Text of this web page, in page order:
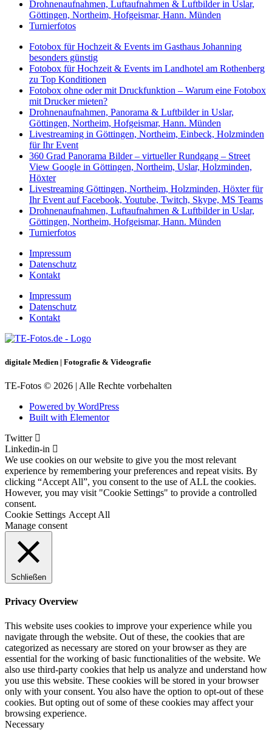
Drohnenaufnahmen, Luftaufnahmen & Luftbilder in Uslar,
Göttingen, Northeim, Hofgeismar, Hann. Münden
Turnierfotos
Fotobox für Hochzeit & Events im Gasthaus Johanning
besonders günstig
Fotobox für Hochzeit & Events im Landhotel am Rothenberg
zu Top Konditionen
Fotobox ohne oder mit Druckfunktion – Warum eine Fotobox
mit Drucker mieten?
Drohnenaufnahmen, Panorama & Luftbilder in Uslar,
Göttingen, Northeim, Hofgeismar, Hann. Münden
Livestreaming in Göttingen, Northeim, Einbeck, Holzminden
für Ihr Event
360 Grad Panorama Bilder – virtueller Rundgang – Street
View Google in Göttingen, Northeim, Uslar, Holzminden,
Höxter
Livestreaming Göttingen, Northeim, Holzminden, Höxter für
Ihr Event auf Facebook, Youtube, Twitch, Skype, MS Teams
Drohnenaufnahmen, Luftaufnahmen & Luftbilder in Uslar,
Göttingen, Northeim, Hofgeismar, Hann. Münden
Turnierfotos
Impressum
Datenschutz
Kontakt
Impressum
Datenschutz
Kontakt
digitale Medien | Fotografie & Videografie
TE-Fotos © 2026 | Alle Rechte vorbehalten
Powered by WordPress
Built with Elementor
Twitter
Linkedin-in
We use cookies on our website to give you the most relevant
experience by remembering your preferences and repeat visits. By
clicking “Accept All”, you consent to the use of ALL the cookies.
However, you may visit "Cookie Settings" to provide a controlled
consent.
Cookie Settings Accept All
Manage consent
Schließen
Privacy Overview
This website uses cookies to improve your experience while you
navigate through the website. Out of these, the cookies that are
categorized as necessary are stored on your browser as they are
essential for the working of basic functionalities of the website. We
also use third-party cookies that help us analyze and understand how
you use this website. These cookies will be stored in your browser
only with your consent. You also have the option to opt-out of these
cookies. But opting out of some of these cookies may affect your
browsing experience.
Necessary